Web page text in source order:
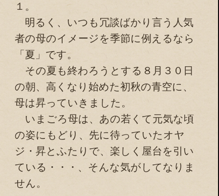
１。
明るく、いつも冗談ばかり言う人気
者の母のイメージを季節に例えるなら
「夏」です。
その夏も終わろうとする８月３０日
の朝、高くなり始めた初秋の青空に、
母は昇っていきました。
いまごろ母は、あの若くて元気な頃
の姿にもどり、先に待っていたオヤ
ジ・昇とふたりで、楽しく屋台を引い
ている・・・、そんな気がしてなりま
せん。